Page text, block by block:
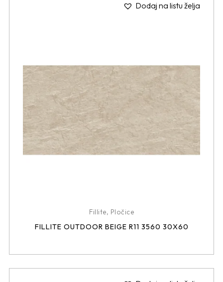
Dodaj na listu želja
Fillite, Pločice
FILLITE OUTDOOR BEIGE R11 3560 30X60